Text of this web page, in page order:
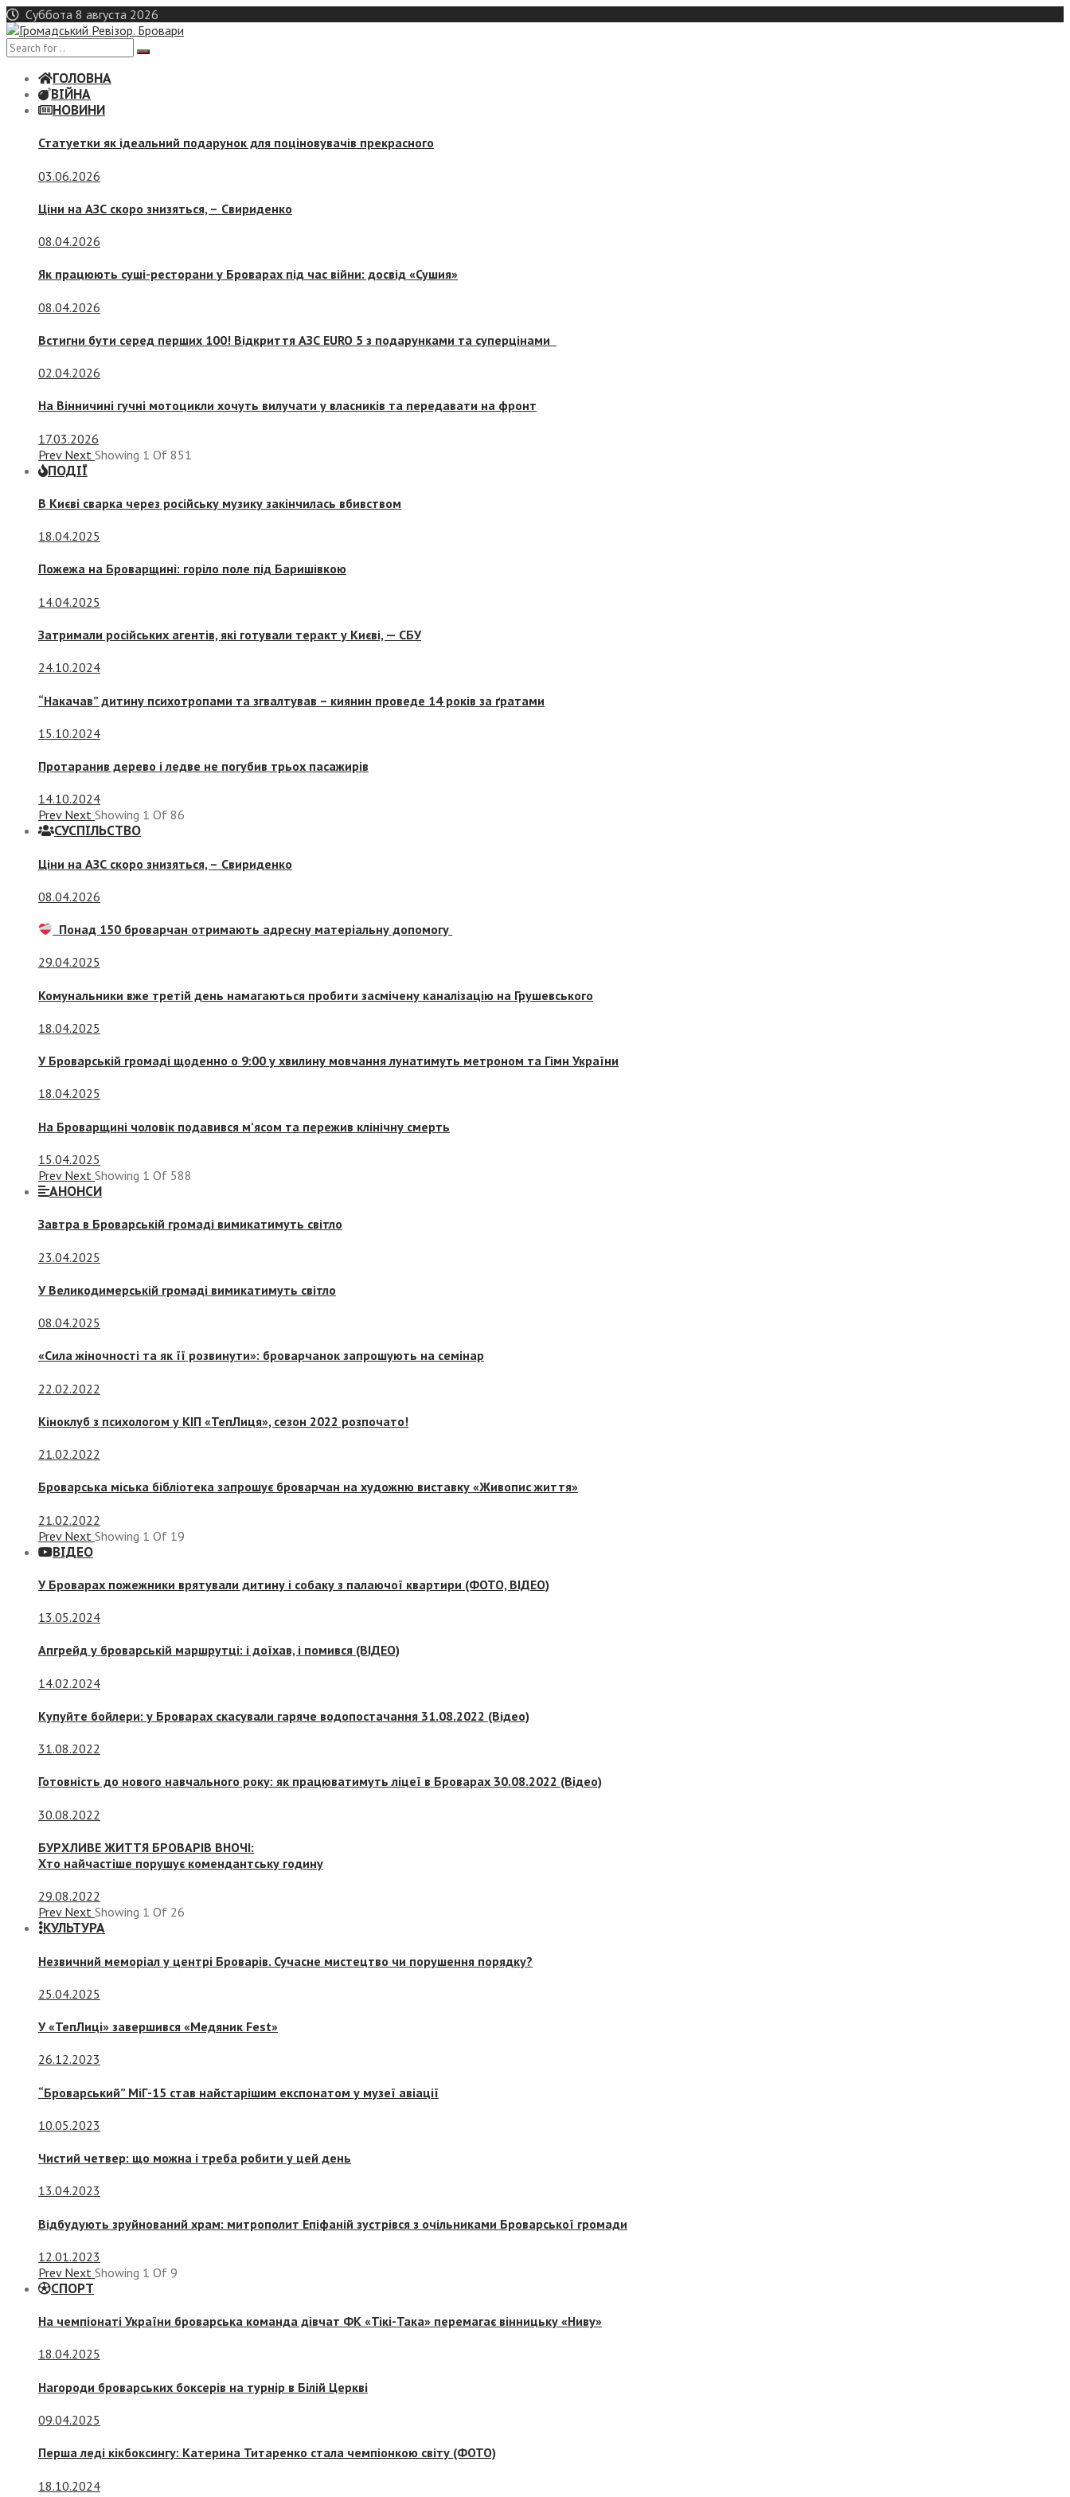
Skip
to
content
Суббота 8 августа 2026
ГОЛОВНА
ВІЙНА
НОВИНИ
Статуетки як ідеальний подарунок для поціновувачів прекрасного
03.06.2026
Ціни на АЗС скоро знизяться, – Свириденко
08.04.2026
Як працюють суші-ресторани у Броварах під час війни: досвід «Сушия»
08.04.2026
Встигни бути серед перших 100! Відкриття АЗС EURO 5 з подарунками та суперцінами
02.04.2026
На Вінничині гучні мотоцикли хочуть вилучати у власників та передавати на фронт
17.03.2026
Prev Next Showing 1 Of 851
ПОДІЇ
В Києві сварка через російську музику закінчилась вбивством
18.04.2025
Пожежа на Броварщині: горіло поле під Баришівкою
14.04.2025
Затримали російських агентів, які готували теракт у Києві, — СБУ
24.10.2024
“Накачав” дитину психотропами та згвалтував – киянин проведе 14 років за ґратами
15.10.2024
Протаранив дерево і ледве не погубив трьох пасажирів
14.10.2024
Prev Next Showing 1 Of 86
СУСПIЛЬСТВО
Ціни на АЗС скоро знизяться, – Свириденко
08.04.2026
Понад 150 броварчан отримають адресну матеріальну допомогу
29.04.2025
Комунальники вже третій день намагаються пробити засмічену каналізацію на Грушевського
18.04.2025
У Броварській громаді щоденно о 9:00 у хвилину мовчання лунатимуть метроном та Гімн України
18.04.2025
На Броварщині чоловік подавився м’ясом та пережив клінічну смерть
15.04.2025
Prev Next Showing 1 Of 588
АНОНСИ
Завтра в Броварській громаді вимикатимуть світло
23.04.2025
У Великодимерській громаді вимикатимуть світло
08.04.2025
«Сила жіночності та як її розвинути»: броварчанок запрошують на семінар
22.02.2022
Кіноклуб з психологом у КІП «ТепЛиця», сезон 2022 розпочато!
21.02.2022
Броварська міська бібліотека запрошує броварчан на художню виставку «Живопис життя»
21.02.2022
Prev Next Showing 1 Of 19
ВІДЕО
У Броварах пожежники врятували дитину і собаку з палаючої квартири (ФОТО, ВІДЕО)
13.05.2024
Апгрейд у броварській маршрутці: і доїхав, і помився (ВІДЕО)
14.02.2024
Купуйте бойлери: у Броварах скасували гаряче водопостачання 31.08.2022 (Відео)
31.08.2022
Готовність до нового навчального року: як працюватимуть ліцеї в Броварах 30.08.2022 (Відео)
30.08.2022
БУРХЛИВЕ ЖИТТЯ БРОВАРІВ ВНОЧІ:
Хто найчастіше порушує комендантську годину
29.08.2022
Prev Next Showing 1 Of 26
КУЛЬТУРА
Незвичний меморіал у центрі Броварів. Сучасне мистецтво чи порушення порядку?
25.04.2025
У «ТепЛиці» завершився «Медяник Fest»
26.12.2023
“Броварський” МіГ-15 став найстарішим експонатом у музеї авіації
10.05.2023
Чистий четвер: що можна і треба робити у цей день
13.04.2023
Відбудують зруйнований храм: митрополит Епіфаній зустрівся з очільниками Броварської громади
12.01.2023
Prev Next Showing 1 Of 9
СПОРТ
На чемпіонаті України броварська команда дівчат ФК «Тікі-Така» перемагає вінницьку «Ниву»
18.04.2025
Нагороди броварських боксерів на турнір в Білій Церкві
09.04.2025
Перша леді кікбоксингу: Катерина Титаренко стала чемпіонкою світу (ФОТО)
18.10.2024